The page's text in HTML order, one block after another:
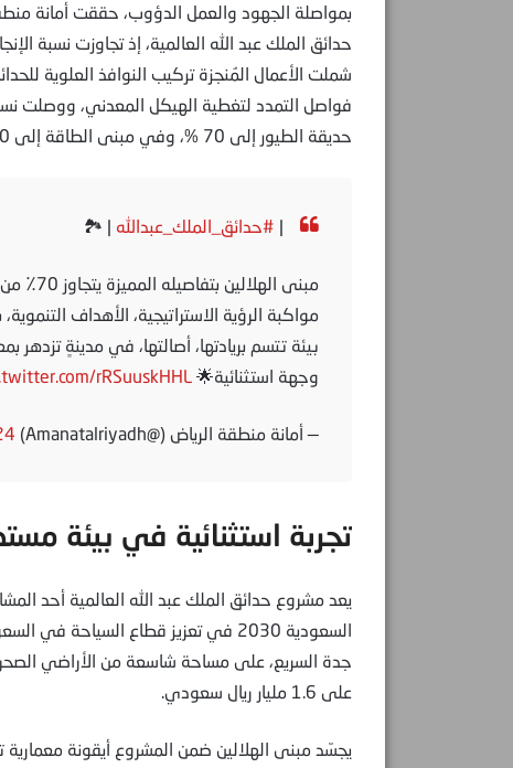
بمواصلة الجهود والعمل الدؤوب، حققت أمانة
شملت الأعمال المُنجزة تركيب النوافذ العلوية
حديقة الطيور إلى 70 %، وفي مبنى الطاقة إلى 60 %.
| #حدائق_الملك_عبدالله | 🏞
مبنى
مواكبة الرؤية الاستراتيجية، الأهداف
بيئة تتسم بريادتها، أصالتها، في مدينةٍ تزدهر
وجهة استثنائية🌟 rRSuuskHHL
— أمانة منطقة الرياض (@Amanatalriyadh)
تجربة استثنائية في بيئة
يعد مشروع حدائق الملك عبد الله العالمية أحد
السعودية 2030 في تعزيز قطاع
على 1.6 مليار ريال سعودي.
يجسّد مبنى الهلالين ضمن المشروع أيقونة